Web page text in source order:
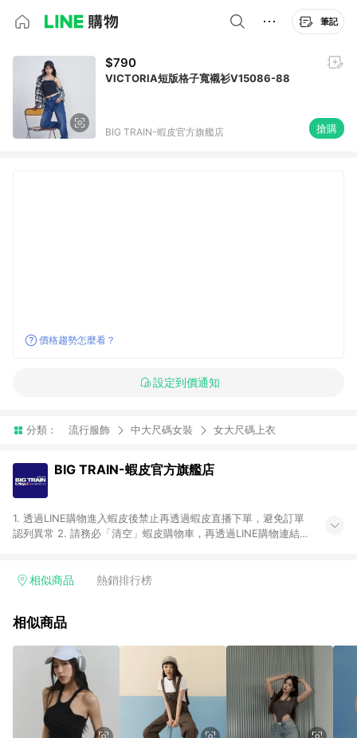
筆記
$790
VICTORIA短版格子寬襯衫V15086-88
BIG TRAIN-蝦皮官方旗艦店 搶購
價格趨勢怎麼看？
設定到價通知
分類： 流行服飾 中大尺碼女裝 女大尺碼上衣
BIG TRAIN-蝦皮官方旗艦店
1. 透過LINE購物進入蝦皮後禁止再透過蝦皮直播下單，避免訂單
認列異常 2. 請務必「清空」蝦皮購物車，再透過LINE購物連結至
交易後，想下第二張訂單，請重新從LINE購物連結至蝦皮商店進
隸屬於蝦皮商城，點數回饋請依照「蝦皮超市」商店頁為主。 6.
主。 7. 點數回饋將依照蝦皮提供扣除折價券、運費與蝦幣後之最
終金額進行計算。 8. 同一商品品項(即便不同尺寸規格)，皆會計
入同一筆返點上限進行計算 9. 用戶需於同一瀏覽器進行交易（若
自動跳轉 APP，請在 APP交易）。 10. 若使用不同物流或付款方
式，將拆分成不同筆訂單編號發送通知。 11. 若使用折價券折抵，
可能會有攤提折抵導致訂單金額些微落差 12. 蝦皮會將LINE的導
相似商品 熱銷排行榜
相似商品